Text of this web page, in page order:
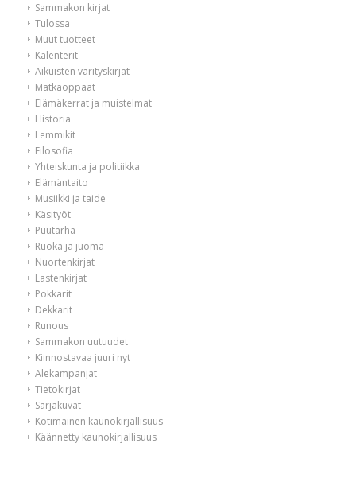
Sammakon kirjat
Tulossa
Muut tuotteet
Kalenterit
Aikuisten värityskirjat
Matkaoppaat
Elämäkerrat ja muistelmat
Historia
Lemmikit
Filosofia
Yhteiskunta ja politiikka
Elämäntaito
Musiikki ja taide
Käsityöt
Puutarha
Ruoka ja juoma
Nuortenkirjat
Lastenkirjat
Pokkarit
Dekkarit
Runous
Sammakon uutuudet
Kiinnostavaa juuri nyt
Alekampanjat
Tietokirjat
Sarjakuvat
Kotimainen kaunokirjallisuus
Käännetty kaunokirjallisuus